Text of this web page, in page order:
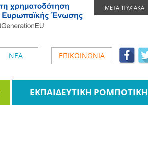
ΜΕΤΑΠΤΥΧΙΑΚΑ
ΕΠΙΚΟΙΝΩΝΙΑ
ΝΕΑ
ΕΚΠΑΙΔΕΥΤΙΚΗ ΡΟΜΠΟΤΙΚΗ